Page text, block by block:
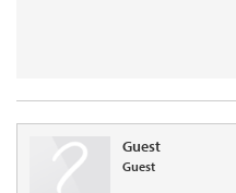
Guest
Guest